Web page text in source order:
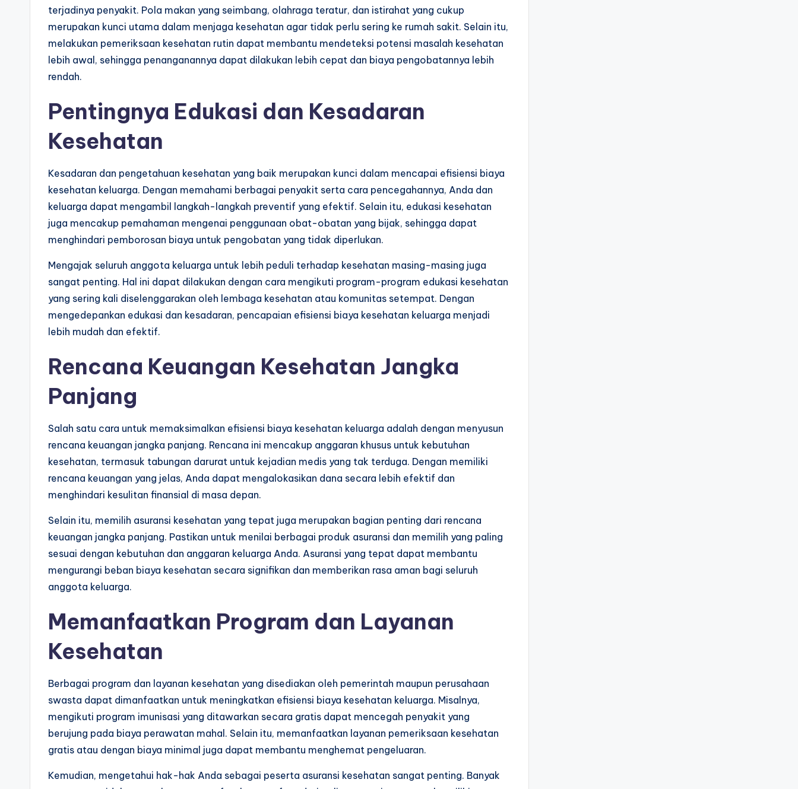
terjadinya penyakit. Pola makan yang seimbang, olahraga teratur, dan istirahat yang cukup
merupakan kunci utama dalam menjaga kesehatan agar tidak perlu sering ke rumah sakit. Selain itu,
melakukan pemeriksaan kesehatan rutin dapat membantu mendeteksi potensi masalah kesehatan
lebih awal, sehingga penanganannya dapat dilakukan lebih cepat dan biaya pengobatannya lebih
rendah.
Pentingnya Edukasi dan Kesadaran
Kesehatan
Kesadaran dan pengetahuan kesehatan yang baik merupakan kunci dalam mencapai efisiensi biaya
kesehatan keluarga. Dengan memahami berbagai penyakit serta cara pencegahannya, Anda dan
keluarga dapat mengambil langkah-langkah preventif yang efektif. Selain itu, edukasi kesehatan
juga mencakup pemahaman mengenai penggunaan obat-obatan yang bijak, sehingga dapat
menghindari pemborosan biaya untuk pengobatan yang tidak diperlukan.
Mengajak seluruh anggota keluarga untuk lebih peduli terhadap kesehatan masing-masing juga
sangat penting. Hal ini dapat dilakukan dengan cara mengikuti program-program edukasi kesehatan
yang sering kali diselenggarakan oleh lembaga kesehatan atau komunitas setempat. Dengan
mengedepankan edukasi dan kesadaran, pencapaian efisiensi biaya kesehatan keluarga menjadi
lebih mudah dan efektif.
Rencana Keuangan Kesehatan Jangka
Panjang
Salah satu cara untuk memaksimalkan efisiensi biaya kesehatan keluarga adalah dengan menyusun
rencana keuangan jangka panjang. Rencana ini mencakup anggaran khusus untuk kebutuhan
kesehatan, termasuk tabungan darurat untuk kejadian medis yang tak terduga. Dengan memiliki
rencana keuangan yang jelas, Anda dapat mengalokasikan dana secara lebih efektif dan
menghindari kesulitan finansial di masa depan.
Selain itu, memilih asuransi kesehatan yang tepat juga merupakan bagian penting dari rencana
keuangan jangka panjang. Pastikan untuk menilai berbagai produk asuransi dan memilih yang paling
sesuai dengan kebutuhan dan anggaran keluarga Anda. Asuransi yang tepat dapat membantu
mengurangi beban biaya kesehatan secara signifikan dan memberikan rasa aman bagi seluruh
anggota keluarga.
Memanfaatkan Program dan Layanan
Kesehatan
Berbagai program dan layanan kesehatan yang disediakan oleh pemerintah maupun perusahaan
swasta dapat dimanfaatkan untuk meningkatkan efisiensi biaya kesehatan keluarga. Misalnya,
mengikuti program imunisasi yang ditawarkan secara gratis dapat mencegah penyakit yang
berujung pada biaya perawatan mahal. Selain itu, memanfaatkan layanan pemeriksaan kesehatan
gratis atau dengan biaya minimal juga dapat membantu menghemat pengeluaran.
Kemudian, mengetahui hak-hak Anda sebagai peserta asuransi kesehatan sangat penting. Banyak